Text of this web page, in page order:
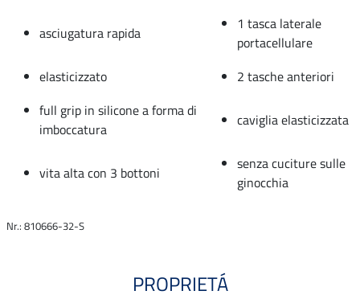
asciugatura rapida
1 tasca laterale
portacellulare
elasticizzato
2 tasche anteriori
full grip in silicone a forma di
imboccatura
caviglia elasticizzata
vita alta con 3 bottoni
senza cuciture sulle
ginocchia
Nr.: 810666-32-S
PROPRIETÁ